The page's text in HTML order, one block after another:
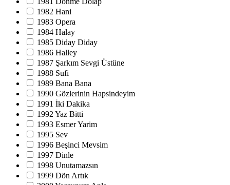
1982 Hani
1983 Opera
1984 Halay
1985 Diday Diday
1986 Halley
1987 Şarkım Sevgi Üstüne
1988 Sufi
1989 Bana Bana
1990 Gözlerinin Hapsindeyim
1991 İki Dakika
1992 Yaz Bitti
1993 Esmer Yarim
1995 Sev
1996 Beşinci Mevsim
1997 Dinle
1998 Unutamazsın
1999 Dön Artık